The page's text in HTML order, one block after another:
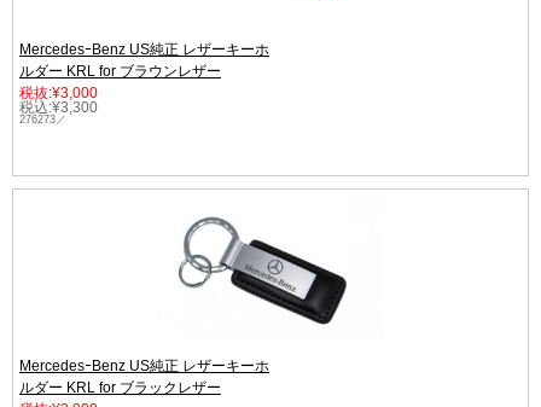
MercedesｰBenz US純正 レザーキーホ
ルダー KRL for ブラウンレザー
税抜:¥3,000
税込:¥3,300
276273／
MercedesｰBenz US純正 レザーキーホ
ルダー KRL for ブラックレザー